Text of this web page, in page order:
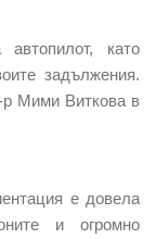
като
задължения.
р Мими Виткова в
е довела
и огромно